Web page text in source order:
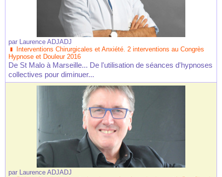
par Laurence ADJADJ
Interventions Chirurgicales et Anxiété. 2 interventions au Congrès
Hypnose et Douleur 2016
De St Malo à Marseille... De l'utilisation de séances d'hypnoses
collectives pour diminuer...
par Laurence ADJADJ